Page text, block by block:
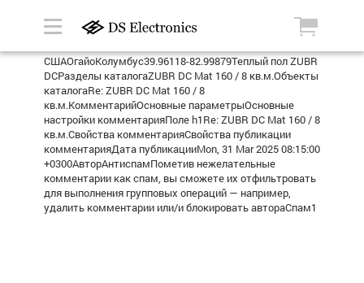
СШАОгайоКолумбус39.96118-82.99879Теплый пол ZUBR
DCРазделы каталогаZUBR DC Mat 160 / 8 кв.м.Объекты
каталогаRe: ZUBR DC Mat 160 / 8
кв.м.КомментарийОсновные параметрыОсновные
настройки комментарияПоле h1Re: ZUBR DC Mat 160 / 8
кв.м.Свойства комментарияСвойства публикации
комментарияДата публикацииMon, 31 Mar 2025 08:15:00
+0300АвторАнтиспамПометив нежелательные
комментарии как спам, вы сможете их отфильтровать
для выполнения групповых операций — например,
удалить комментарии или/и блокировать автораСпам1